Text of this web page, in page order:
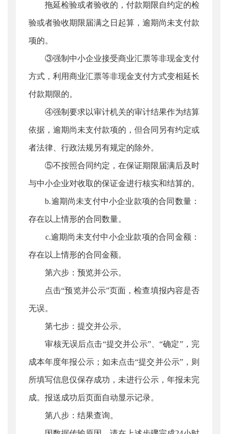
拖延检验或者验收的，付款期限自约定的检
验或者验收期限届满之日起算，逾期尚未支付款
项的。
③强制中小企业接受商业汇票等非现金支付
方式，利用商业汇票等非现金支付方式变相延长
付款期限的。
④强制要求以审计机关的审计结果作为结算
依据，逾期尚未支付款项的，但合同另有约定或
者法律、行政法规另有规定的除外。
⑤不按照合同约定，在保证期限届满后及时
与中小企业对收取的保证金进行核实和结算的。
b.逾期尚未支付中小企业款项的合同数量：
存在以上情形的合同数量。
c.逾期尚未支付中小企业款项的合同金额：
存在以上情形的合同金额。
第六步：预览并公示。
点击“预览并公示”页面，检查填报内容是否
无误。
第七步：提交并公示。
审核无误后点击“提交并公示”、“确定”，完
成本年度年报公示；如未点击“提交并公示”，则
所填写信息仅保存成功，未进行公示，年报未完
成。报送成功后页面自动显示记录。
第八步：结果查询。